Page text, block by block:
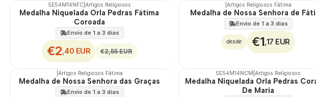
DESCONTO
SE54M14NFC |Artigos Religiosos
Medalha Niquelada Orla Pedras Fátima
Coroada
Envio de 1 a 3 dias
€2 ,40 EUR €2,55 EUR
Artigos Religiosos Fátima
Medalha de Nossa Senhora de
Envio de 1 a 3 dias
desde €1 ,17 EUR
Artigos Religiosos Fátima
Medalha de Nossa Senhora das Graças
Envio de 1 a 3 dias
SE54M14NCM Artigos Religiosos
Medalha Niquelada Orla Pedras
De Maria